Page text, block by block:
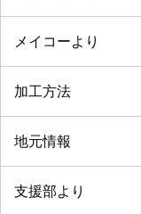
メイコーより
加工方法
地元情報
支援部より